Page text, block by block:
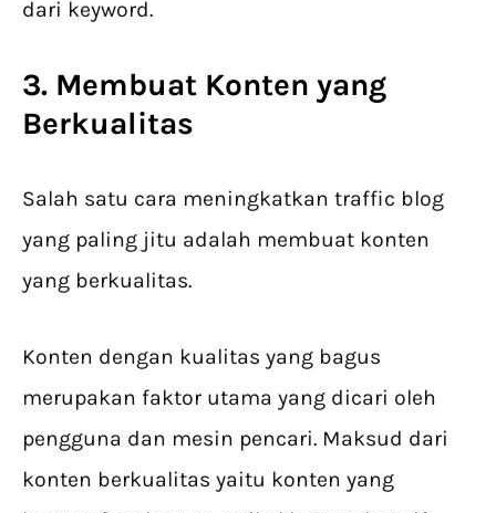
dari keyword.
3. Membuat Konten yang
Berkualitas
Salah satu cara meningkatkan traffic blog
yang paling jitu adalah membuat konten
yang berkualitas.
Konten dengan kualitas yang bagus
merupakan faktor utama yang dicari oleh
pengguna dan mesin pencari. Maksud dari
konten berkualitas yaitu konten yang